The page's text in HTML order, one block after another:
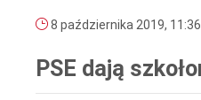
8 października 2019, 11:36
PSE dają